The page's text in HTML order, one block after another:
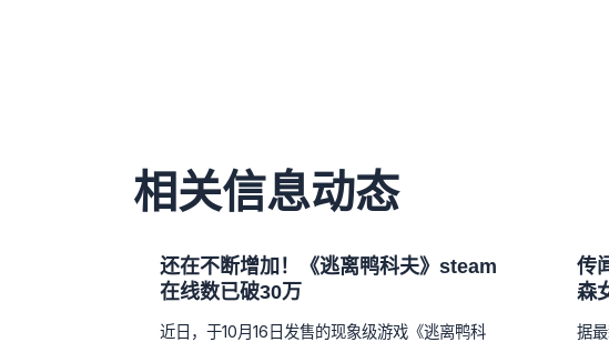
相关信息动态
还在不断增加！《逃离鸭科夫》steam
在线数已破30万
近日，于10月16日发售的现象级游戏《逃离鸭科
传
森
据